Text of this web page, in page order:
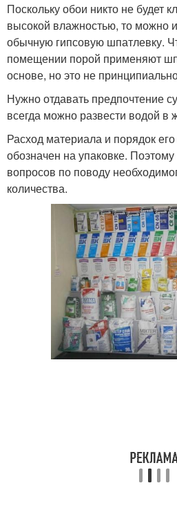
Поскольку обои никто не будет
высокой влажностью, то можно
обычную гипсовую шпатлевку.
помещении порой применяют
основе, но это не
Нужно отдавать предпочтение
всегда можно развести водой в
Расход материала и порядок
обозначен на упаковке.
вопросов по поводу
количества.